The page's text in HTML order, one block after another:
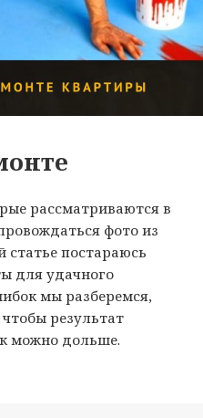
рассматриваются в
фото из
статье постараюсь
для удачного
мы разберемся,
результат
можно дольше.